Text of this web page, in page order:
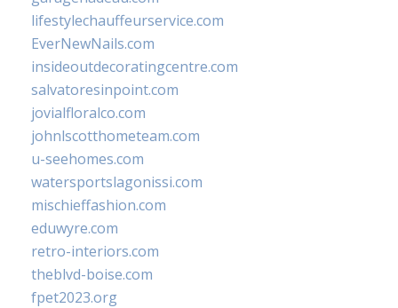
lifestylechauffeurservice.com
EverNewNails.com
insideoutdecoratingcentre.com
salvatoresinpoint.com
jovialfloralco.com
johnlscotthometeam.com
u-seehomes.com
watersportslagonissi.com
mischieffashion.com
eduwyre.com
retro-interiors.com
theblvd-boise.com
fpet2023.org